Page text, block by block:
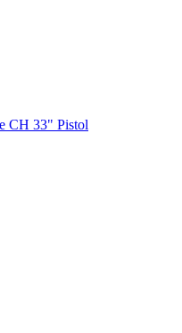
CH 33" Pistol